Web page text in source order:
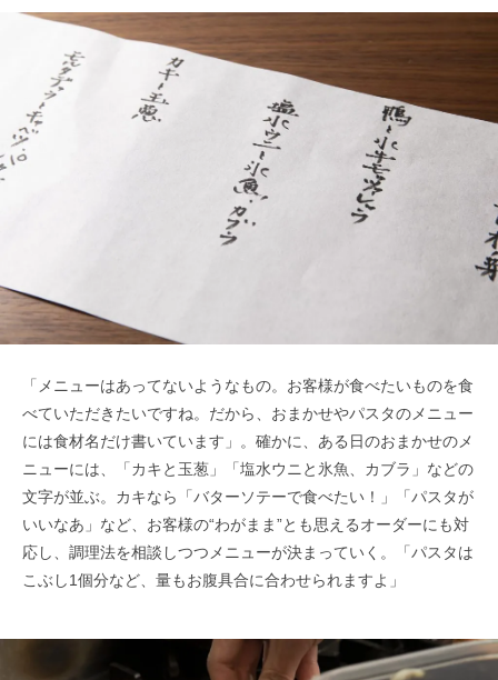
「メニューはあってないようなもの。お客様が食べたいものを食
べていただきたいですね。だから、おまかせやパスタのメニュー
には食材名だけ書いています」。確かに、ある日のおまかせのメ
ニューには、「カキと玉葱」「塩水ウニと氷魚、カブラ」などの
文字が並ぶ。カキなら「バターソテーで食べたい！」「パスタが
いいなあ」など、お客様の“わがまま”とも思えるオーダーにも対
応し、調理法を相談しつつメニューが決まっていく。「パスタは
こぶし1個分など、量もお腹具合に合わせられますよ」